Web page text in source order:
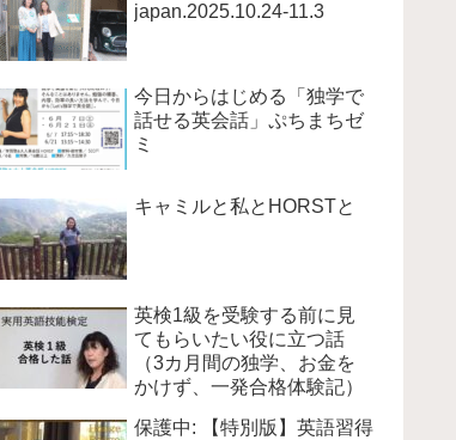
japan.2025.10.24-11.3
今日からはじめる「独学で
話せる英会話」ぷちまちゼ
ミ
キャミルと私とHORSTと
英検1級を受験する前に見
てもらいたい役に立つ話
（3カ月間の独学、お金を
かけず、一発合格体験記）
保護中: 【特別版】英語習得